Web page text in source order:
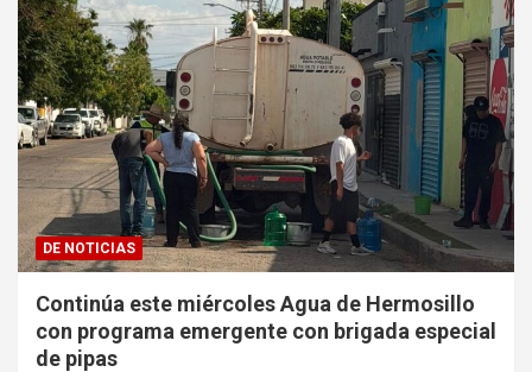
DE NOTICIAS
Continúa este miércoles Agua de Hermosillo
con programa emergente con brigada especial
de pipas